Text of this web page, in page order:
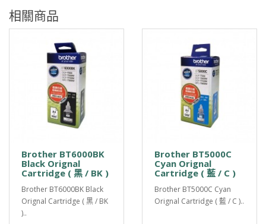
相關商品
Brother BT6000BK
Black Orignal
Cartridge ( 黑 / BK )
Brother BT6000BK Black
Orignal Cartridge ( 黑 / BK
)..
Brother BT5000C
Cyan Orignal
Cartridge ( 藍 / C )
Brother BT5000C Cyan
Orignal Cartridge ( 藍 / C )..